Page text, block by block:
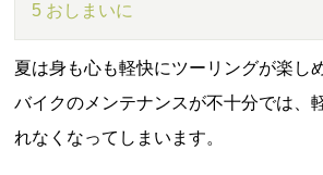
5 おしまいに
夏は身も心も軽快にツーリングが楽し
バイクのメンテナンスが不十分では、
れなくなってしまいます。